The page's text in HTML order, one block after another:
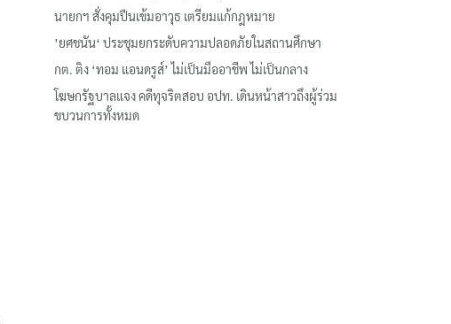
นายกฯ สั่งคุมปืนเข้มอาวุธ เตรียมแก้กฎหมาย
’ยศชนัน‘ ประชุมยกระดับความปลอดภัยในสถานศึกษา
กต. ติง ‘ทอม แอนดรูส์’ ไม่เป็นมืออาชีพ ไม่เป็นกลาง
โฆษกรัฐบาลแจง คดีทุจริตสอบ อปท. เดินหน้าสาวถึงผู้ร่วม
ขบวนการทั้งหมด